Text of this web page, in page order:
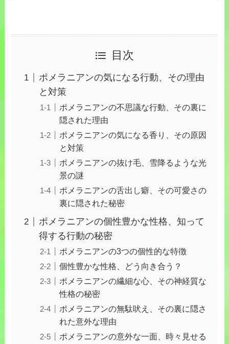
目次
ポメラニアンの気になる行動、その理由
と対策
ポメラニアンの不思議な行動、その裏に
隠された理由
ポメラニアンの気になる香り、その原因
と対策
ポメラニアンの抜け毛、雪降るような光
景の謎
ポメラニアンの舌出し癖、その可愛さの
裏に隠された秘密
ポメラニアンの個性豊かな性格、知って
得する行動の秘密
ポメラニアンの3つの個性的な特徴
個性豊かな性格、どう向き合う？
ポメラニアンの繊細な心、その神経質な
性格の秘密
ポメラニアンの無駄吠え、その裏に隠さ
れた意外な理由
ポメラニアンの意外な一面、時々見せる